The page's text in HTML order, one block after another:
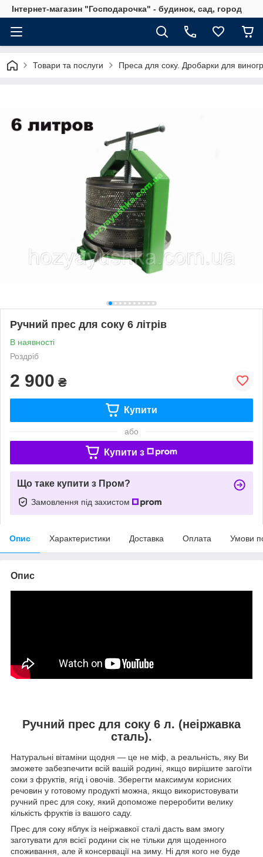
Інтернет-магазин "Господарочка" - будинок, сад, город
Товари та послуги Преса для соку. Дробарки для
Ручний прес для соку 6 літрів
В наявності
Роздріб
2 900 ₴
Купити
або
Купити з
Що таке купити з Пром?
Замовлення під захистом
Опис Характеристики Доставка Оплата Умови
Опис
Ручний прес для соку 6 л. (неіржавка
сталь).
Натуральні вітаміни щодня — це не міф, а реальність, яку Ви
зможете забезпечити всій вашій родині, якщо вирішите загоїти
соки з фруктів, ягід і овочів. Зберегти максимум корисних
речовин у готовому продукті можна, якщо використовувати
ручний прес для соку, який допоможе переробити велику
кількість фруктів із вашого саду.
Прес для соку яблук із неіржавкої сталі дасть вам змогу
заготувати для всієї родини сік не тільки для щоденного
споживання, але й консервації на зиму. Ні для кого не буде